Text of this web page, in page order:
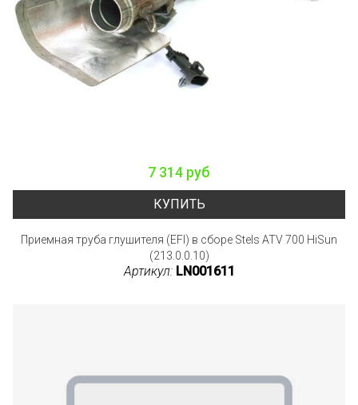
7 314 руб
КУПИТЬ
Приемная труба глушителя (EFI) в сборе Stels ATV 700 HiSun
(213.0.0.10)
Артикул: LN001611